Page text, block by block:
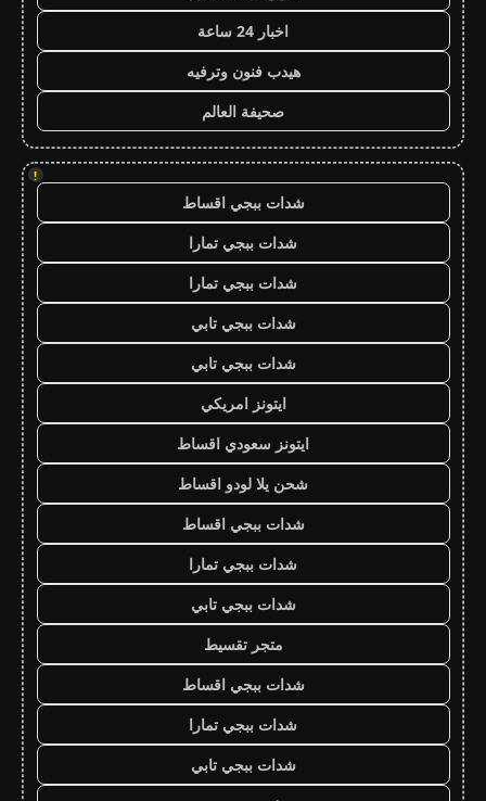
اخبار 24 ساعة
هيدب فنون وترفيه
صحيفة العالم
!
شدات ببجي اقساط
شدات ببجي تمارا
شدات ببجي تمارا
شدات ببجي تابي
شدات ببجي تابي
ايتونز امريكي
ايتونز سعودي اقساط
شحن يلا لودو اقساط
شدات ببجي اقساط
شدات ببجي تمارا
شدات ببجي تابي
متجر تقسيط
شدات ببجي اقساط
شدات ببجي تمارا
شدات ببجي تابي